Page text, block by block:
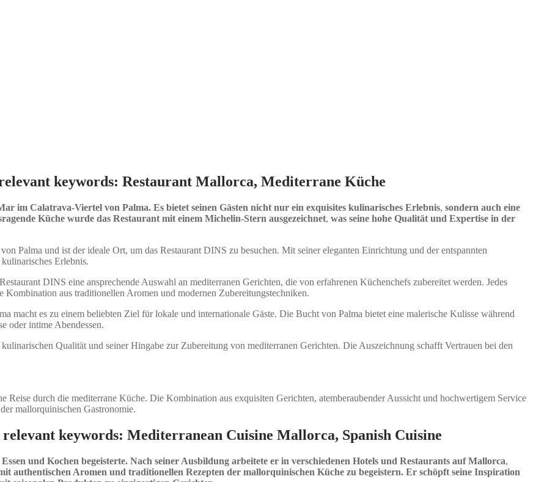
keywords: Restaurant Mallorca, Mediterrane Küche
im Calatrava-Viertel von Palma. Es bietet seinen Gästen nicht nur ein exquisites kulinarisches Erlebnis, sondern auch eine
Küche wurde das Restaurant mit einem Michelin-Stern ausgezeichnet, was seine hohe Qualität und Expertise in der
Palma und ist der ideale Ort, um das Restaurant DINS zu besuchen. Mit seiner eleganten Einrichtung und der entspannten
Erlebnis.
DINS eine ansprechende Auswahl an mediterranen Gerichten, die von erfahrenen Küchenchefs zubereitet werden. Jedes
aus traditionellen Aromen und modernen Zubereitungstechniken.
macht es zu einem beliebten Ziel für lokale und internationale Gäste. Die Bucht von Palma bietet eine malerische Kulisse während
oder intime Abendessen.
Qualität und seiner Hingabe zur Zubereitung von mediterranen Gerichten. Die Auszeichnung schafft Vertrauen bei den
Reise durch die mediterrane Küche. Die Kombination aus exquisiten Gerichten, atemberaubender Aussicht und hochwertigem Service
mallorquinischen Gastronomie.
keywords: Mediterranean Cuisine Mallorca, Spanish Cuisine
und Kochen begeisterte. Nach seiner Ausbildung arbeitete er in verschiedenen Hotels und Restaurants auf Mallorca,
authentischen Aromen und traditionellen Rezepten der mallorquinischen Küche zu begeistern. Er schöpft seine Inspiration